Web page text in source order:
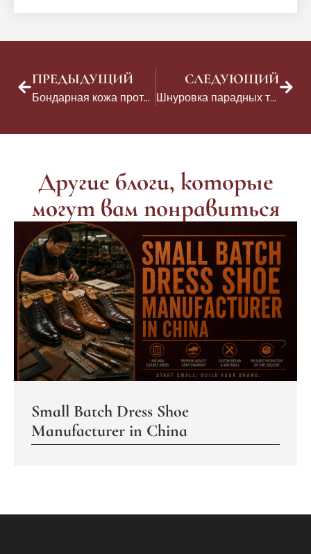
ПРЕДЫДУЩИЙ
Бондарная кожа против натуральной кожи: Руководство B2B для более разумного выбора при производстве обуви
СЛЕДУЮЩИЙ
Шнуровка парадных туфель: Техники, которые повышают качество обуви премиум-класса
Другие блоги, которые
могут вам понравиться
Small Batch Dress Shoe
Manufacturer in China